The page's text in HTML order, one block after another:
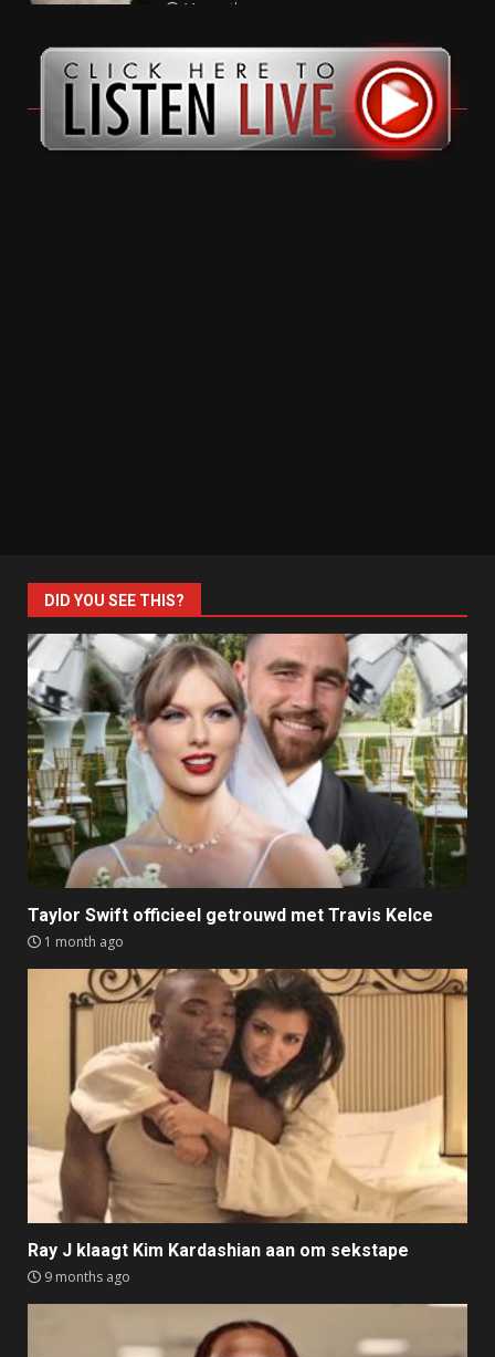
11 months ago
DID YOU SEE THIS?
Taylor Swift officieel getrouwd met Travis Kelce
1 month ago
Ray J klaagt Kim Kardashian aan om sekstape
9 months ago